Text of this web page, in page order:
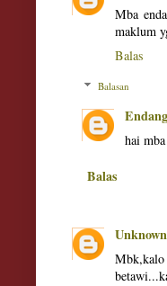
Mba
maklum
Balas
Balasan
hai
Balas
Unknown